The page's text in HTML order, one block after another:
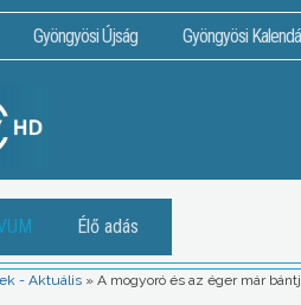
Gyöngyösi Újság Gyöngyösi
Élő adás
- Aktuális » A mogyoró és az éger már